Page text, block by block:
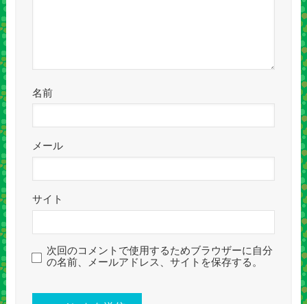
名前
メール
サイト
次回のコメントで使用するためブラウザーに自分
の名前、メールアドレス、サイトを保存する。